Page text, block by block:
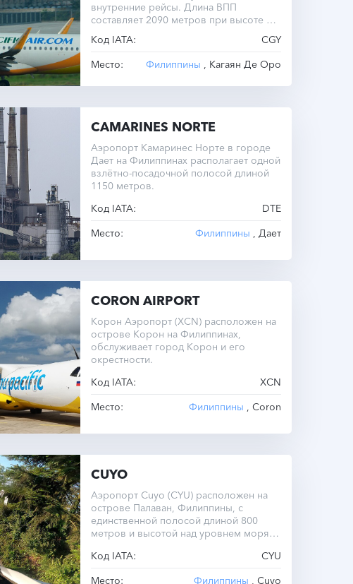
внутренние рейсы. Длина ВПП
составляет 2090 метров при высоте 58
Операционный часовой пояс —
UTC+8.0 круглый год.
Код IATA:
CGY
Место:
Филиппины , Кагаян Де Оро
CAMARINES NORTE
Аэропорт Камаринес Норте в городе
Дает на Филиппинах располагает одной
взлётно-посадочной полосой длиной
1150 метров.
Код IATA:
DTE
Место:
Филиппины , Дает
CORON AIRPORT
Корон Аэропорт (XCN) расположен на
острове Корон на Филиппинах,
обслуживает город Корон и его
окрестности.
Код IATA:
XCN
Место:
Филиппины , Coron
CUYO
Аэропорт Cuyo (CYU) расположен на
острове Палаван, Филиппины, с
единственной полосой длиной 800
метров и высотой над уровнем моря
Код IATA:
CYU
Место:
Филиппины , Cuyo